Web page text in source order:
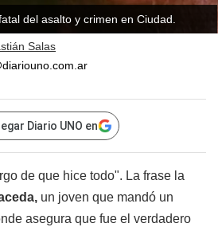
del asalto y crimen en Ciudad.
Salas
Diario UNO en
de que hice todo". La frase la
un joven que mandó un
asegura que fue el verdadero